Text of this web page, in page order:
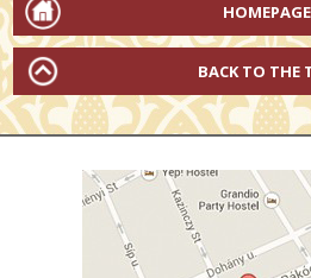
HOMEPAGE
BACK TO THE